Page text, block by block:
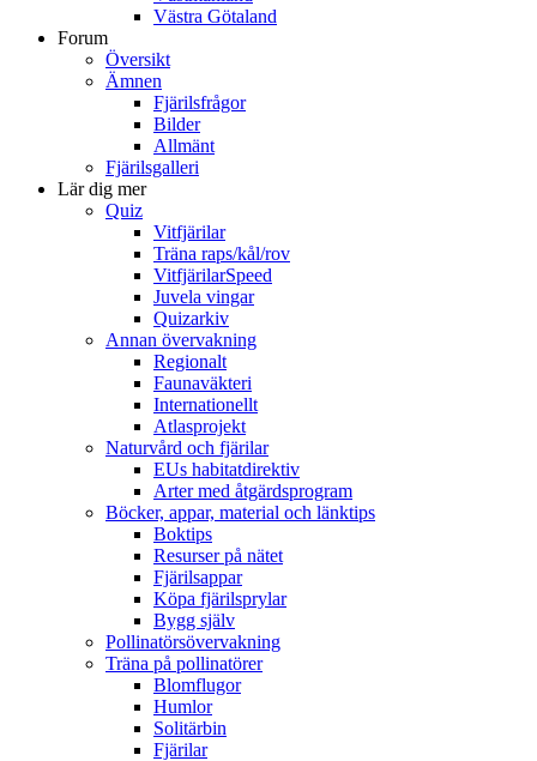
Västra Götaland
Forum
Översikt
Ämnen
Fjärilsfrågor
Bilder
Allmänt
Fjärilsgalleri
Lär dig mer
Quiz
Vitfjärilar
Träna raps/kål/rov
VitfjärilarSpeed
Juvela vingar
Quizarkiv
Annan övervakning
Regionalt
Faunaväkteri
Internationellt
Atlasprojekt
Naturvård och fjärilar
EUs habitatdirektiv
Arter med åtgärdsprogram
Böcker, appar, material och länktips
Boktips
Resurser på nätet
Fjärilsappar
Köpa fjärilsprylar
Bygg själv
Pollinatörsövervakning
Träna på pollinatörer
Blomflugor
Humlor
Solitärbin
Fjärilar